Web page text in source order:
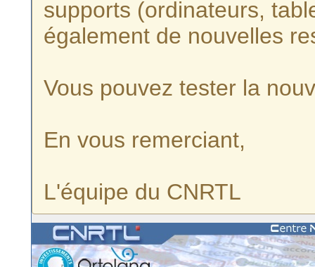
supports (ordinateurs,
également de nouvelles
Vous pouvez tester la
En vous remerciant,
L'équipe du CNRTL